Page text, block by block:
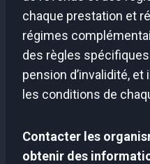
chaque prestation et
régimes
des règles
pension d’invalidité,
les conditions de
Contacter les
obtenir des